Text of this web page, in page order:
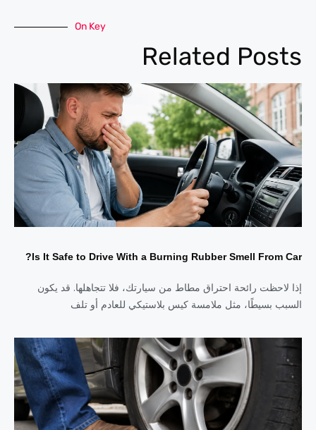
On Key
Related Posts
Is It Safe to Drive With a Burning Rubber Smell From Car?
إذا لاحظت رائحة احتراق مطاط من سيارتك، فلا تتجاهلها. قد يكون
السبب بسيطًا، مثل ملامسة كيس بلاستيكي للعادم أو تلف